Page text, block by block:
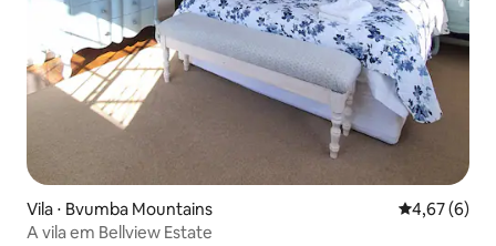
Vila ⋅ Bvumba Mountains 4,67 de uma
4,67 (6)
A vila em Bellview Estate